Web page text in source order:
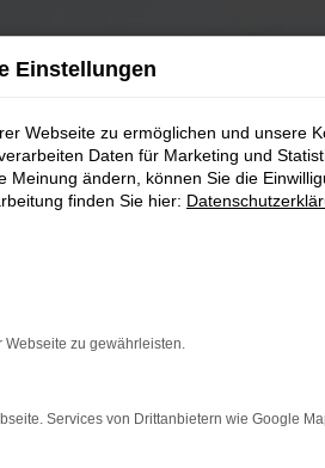
Einstellungen
Webseite zu ermöglichen und unsere
Daten für Marketing und
ändern, können Sie die
finden Sie hier:
Webseite zu gewährleisten.
Services von Drittanbietern wie Google